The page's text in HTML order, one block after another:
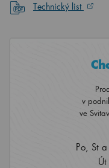
Technický list
v
ve
Po, St